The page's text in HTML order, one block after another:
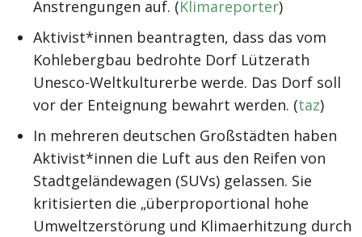
Anstrengungen auf. (Klimareporter)
Aktivist*innen beantragten, dass das vom
Kohlebergbau bedrohte Dorf Lützerath
Unesco-Weltkulturerbe werde. Das Dorf soll
vor der Enteignung bewahrt werden. (taz)
In mehreren deutschen Großstädten haben
Aktivist*innen die Luft aus den Reifen von
Stadtgeländewagen (SUVs) gelassen. Sie
kritisierten die „überproportional hohe
Umweltzerstörung und Klimaerhitzung durch